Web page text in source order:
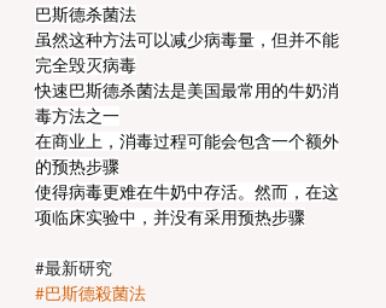
巴斯德杀菌法
虽然这种方法可以减少病毒量，但并不能
完全毁灭病毒
快速巴斯德杀菌法是美国最常用的牛奶消
毒方法之一
在商业上，消毒过程可能会包含一个额外
的预热步骤
使得病毒更难在牛奶中存活。然而，在这
项临床实验中，并没有采用预热步骤
#最新研究
#巴斯德殺菌法